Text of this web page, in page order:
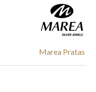
Marea Pratas